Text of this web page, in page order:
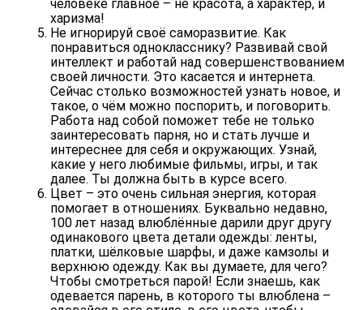
человеке главное – не красота, а характер, и
харизма!
Не игнорируй своё саморазвитие. Как
понравиться однокласснику? Развивай свой
интеллект и работай над совершенствованием
своей личности. Это касается и интернета.
Сейчас столько возможностей узнать новое, и
такое, о чём можно поспорить, и поговорить.
Работа над собой поможет тебе не только
заинтересовать парня, но и стать лучше и
интереснее для себя и окружающих. Узнай,
какие у него любимые фильмы, игры, и так
далее. Ты должна быть в курсе всего.
Цвет – это очень сильная энергия, которая
помогает в отношениях. Буквально недавно,
100 лет назад влюблённые дарили друг другу
одинакового цвета детали одежды: ленты,
платки, шёлковые шарфы, и даже камзолы и
верхнюю одежду. Как вы думаете, для чего?
Чтобы смотреться парой! Если знаешь, как
одевается парень, в которого ты влюблена –